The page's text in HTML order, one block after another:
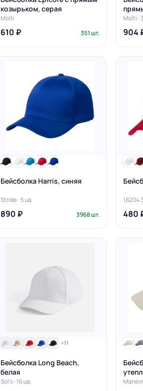
козырьком, серая
Molti
610 ₽ 351 шт.
с
Molti ·
904
Бейсболка Harris, синяя
Stride · 5 цв.
890 ₽ 3968 шт. 480
+11
Бейсболка Long Beach,
белая
Sol's · 16 цв. Manevr